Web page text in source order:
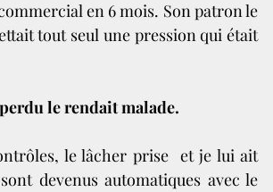
en 6 mois. Son patron le
tout seul une pression qui était
le rendait malade.
le lâcher prise  et je lui ait
devenus automatiques avec le